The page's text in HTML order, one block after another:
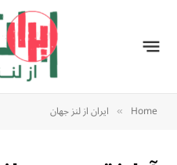
Home
» ایران از لنز جهان